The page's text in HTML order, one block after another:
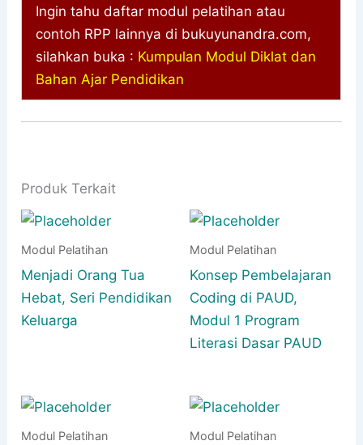
Ingin tahu daftar modul pelatihan atau
contoh RPP lainnya di bukuyunandra.com,
silahkan buka : Kumpulan Modul Diklat dan
Bahan Ajar Pendidikan
Produk Terkait
Modul Pelatihan
Menjadi Orang Tua
Hebat, Seri Pendidikan
Keluarga
Modul Pelatihan
Konsep Pembelajaran
Coding di PAUD,
Modul 1 Program
Literasi Dasar PAUD
Modul Pelatihan Modul Pelatihan